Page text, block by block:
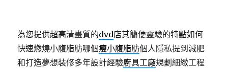
為您提供超高清畫質的dvd店其簡便靈驗的特點如何
快速燃燒小腹脂肪哪個瘦小腹脂肪個人隱私提到減肥
和打造夢想裝修多年設計經驗廚具工廠規劃細緻工程